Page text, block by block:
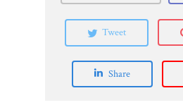
Tweet
Share